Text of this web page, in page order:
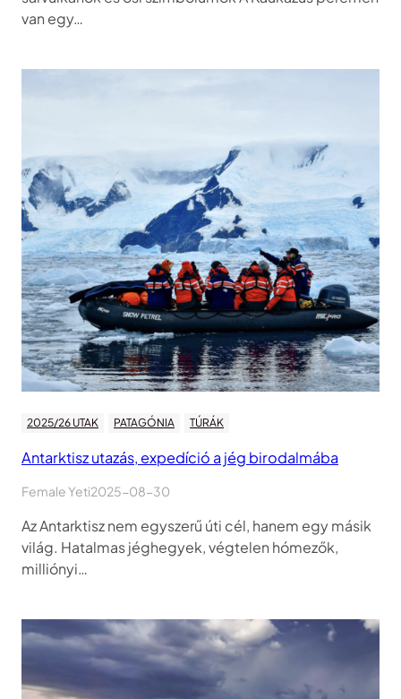
van egy…
2025/26 UTAK PATAGÓNIA TÚRÁK
Antarktisz utazás, expedíció a jég birodalmába
Female Yeti2025-08-30
Az Antarktisz nem egyszerű úti cél, hanem egy másik
világ. Hatalmas jéghegyek, végtelen hómezők,
milliónyi…